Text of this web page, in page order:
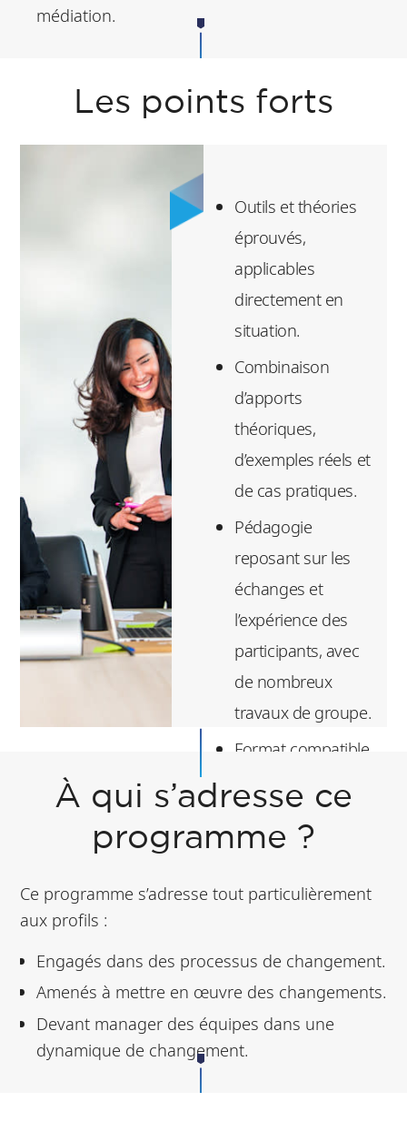
médiation.
Les points forts
Outils et théories
éprouvés,
applicables
directement en
situation.
Combinaison
d’apports
théoriques,
d’exemples réels et
de cas pratiques.
Pédagogie
reposant sur les
échanges et
l’expérience des
participants, avec
de nombreux
travaux de groupe.
Format compatible
temps de
professionnel
À qui s’adresse ce
programme ?
Ce programme s’adresse tout particulièrement
aux profils :
Engagés dans des processus de changement.
Amenés à mettre en œuvre des changements.
Devant manager des équipes dans une
dynamique de changement.